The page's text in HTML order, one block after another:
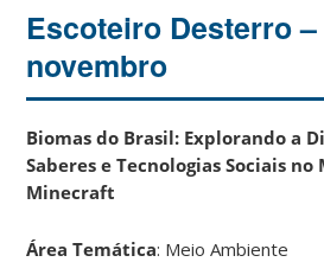
Escoteiro Desterro –
novembro
Biomas do Brasil: Explorando a
Saberes e Tecnologias Sociais no
Minecraft
Área Temática: Meio Ambiente